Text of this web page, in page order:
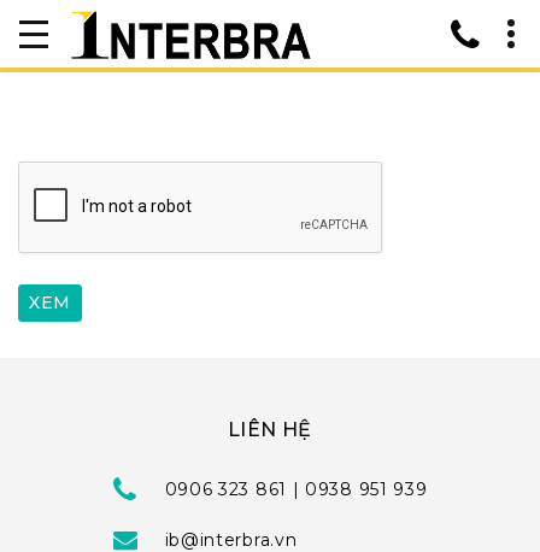
LIÊN HỆ
0906 323 861 | 0938 951 939
ib@interbra.vn